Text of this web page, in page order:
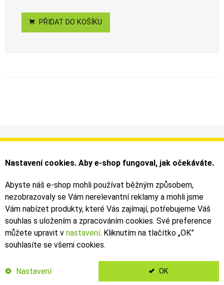
PŘIDAT DO KOŠÍKU
Informace
Obchodní podmínky
Můj účet
Faktury
Bezpečné on-line platby dodává ComGate
Nastavení cookies. Aby e-shop fungoval, jak očekáváte.
Abyste náš e-shop mohli používat běžným způsobem,
nezobrazovaly se Vám nerelevantní reklamy a mohli jsme
Vám nabízet produkty, které Vás zajímají, potřebujeme Váš
souhlas s uložením a zpracováním cookies. Své preference
můžete upravit v nastavení. Kliknutím na tlačítko „OK”
souhlasíte se všemi cookies.
Nastavení OK